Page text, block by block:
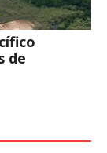
de